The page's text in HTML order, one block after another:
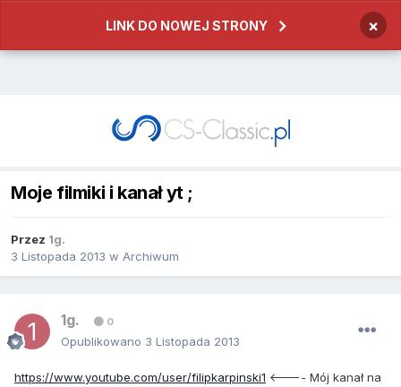
LINK DO NOWEJ STRONY ×
Moje filmiki i kanał yt ;
Przez 1g.
3 Listopada 2013 w Archiwum
1g. 0
Opublikowano 3 Listopada 2013
https://www.youtube.com/user/filipkarpinski1 <---- Mój kanał na